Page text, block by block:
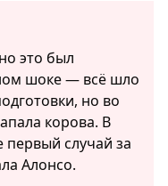
это был
шоке — всё шло
но во
корова. В
первый случай за
Алонсо.